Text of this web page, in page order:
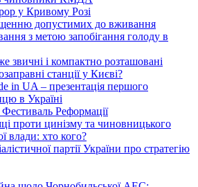
у Кривому Розі
допустимих до вживання
з метою запобігання голоду в
звичні і компактно розташовані
станції у Києві?
in UA – презентація першого
в Україні
Реформації
проти цинізму та чиновницького
влади: хто кого?
партії України про стратегію